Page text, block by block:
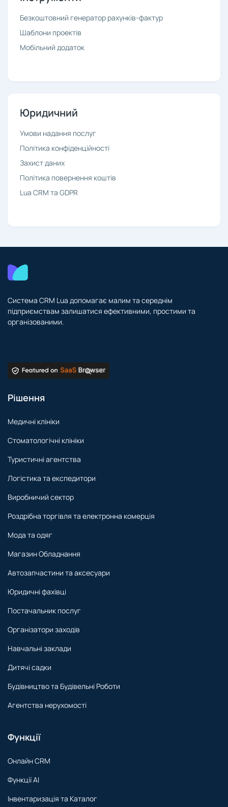
Безкоштовний генератор рахунків-фактур
Шаблони проектів
Мобільний додаток
Юридичний
Умови надання послуг
Політика конфіденційності
Захист даних
Політика повернення коштів
Lua CRM та GDPR
Система CRM Lua допомагає малим та середнім
підприємствам залишатися ефективними, простими та
організованими.
Рішення
Медичні клініки
Стоматологічні клініки
Туристичні агентства
Логістика та експедитори
Виробничий сектор
Роздрібна торгівля та електронна комерція
Мода та одяг
Магазин Обладнання
Автозапчастини та аксесуари
Юридичні фахівці
Постачальник послуг
Організатори заходів
Навчальні заклади
Дитячі садки
Будівництво та Будівельні Роботи
Агентства нерухомості
Функції
Онлайн CRM
Функції AI
Інвентаризація та Каталог